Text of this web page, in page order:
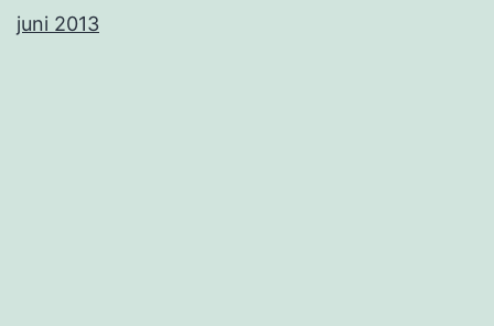
juni 2013